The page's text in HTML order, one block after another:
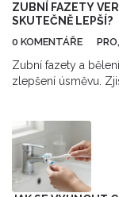
ZUBNÍ FAZETY
SKUTEČNĚ LEPŠÍ?
0 KOMENTÁŘE
Zubní fazety a
zlepšení úsměvu.